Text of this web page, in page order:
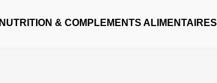
NUTRITION & COMPLEMENTS ALIMENTAIRES